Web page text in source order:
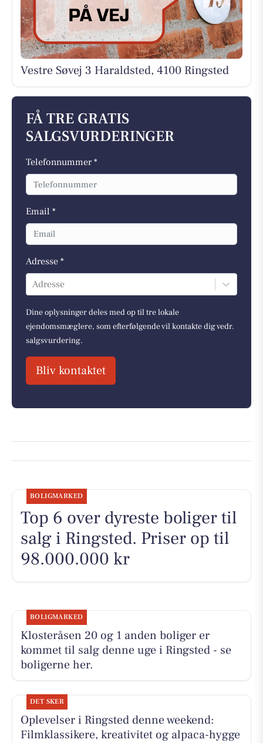
Vestre Søvej 3 Haraldsted, 4100 Ringsted
FÅ TRE GRATIS
SALGSVURDERINGER
Telefonnummer *
Email *
Adresse *
Adresse
Dine oplysninger deles med op til tre lokale
ejendomsmæglere, som efterfølgende vil kontakte dig vedr.
salgsvurdering.
Bliv kontaktet
BOLIGMARKED
Top 6 over dyreste boliger til
salg i Ringsted. Priser op til
98.000.000 kr
BOLIGMARKED
Klosteråsen 20 og 1 anden boliger er
kommet til salg denne uge i Ringsted - se
boligerne her.
DET SKER
Oplevelser i Ringsted denne weekend:
Filmklassikere, kreativitet og alpaca-hygge